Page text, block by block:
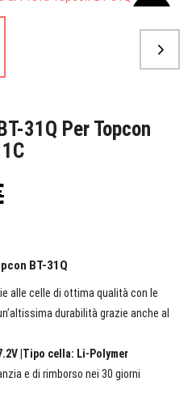
31Q Per Topcon
BT-31Q
alle celle di ottima qualità con le
durabilità grazie anche al
|Tipo cella: Li-Polymer
e di rimborso nei 30 giorni